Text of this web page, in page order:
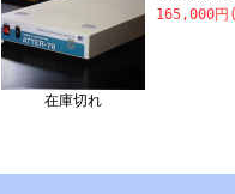
在庫切れ
165,000円